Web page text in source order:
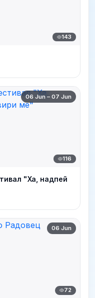
143
06 Jun – 07 Jun
116
"Ха, надпей
06 Jun
72